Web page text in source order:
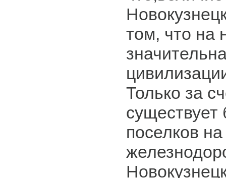
том, что на
Только за
поселков на